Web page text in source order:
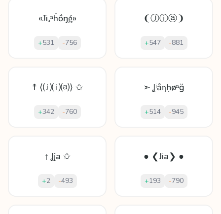
«Ɉiₐⁿḧồŋǵ»
+531 -756
❨Ⓙⓘⓐ❩
+547 -881
☨ ⟨⒥⒤⒜⟩ ✩
+342 -760
➣ Ʝⁱẳƞḥøⁿğ
+514 -945
↑ Ʝįa ✩
+2 -493
● ❮Jia❯ ●
+193 -790